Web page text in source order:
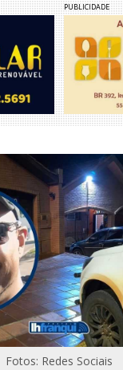
PUBLICIDADE
Fotos: Redes Sociais